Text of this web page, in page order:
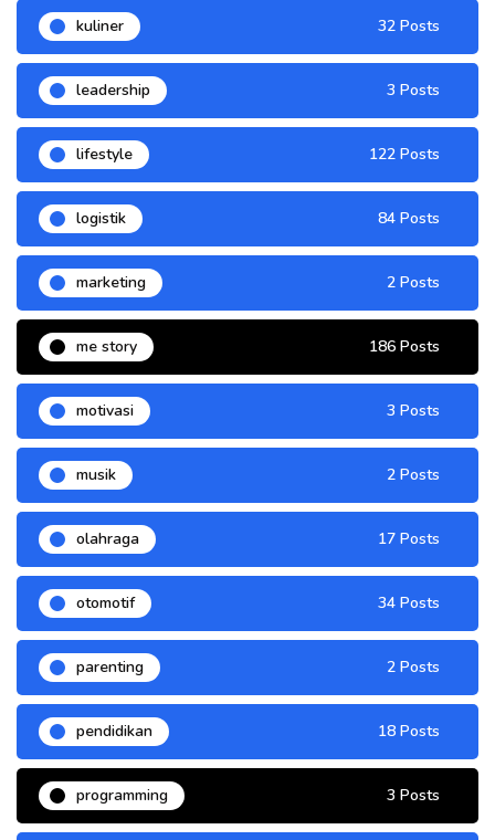
kuliner 32 Posts
leadership 3 Posts
lifestyle 122 Posts
logistik 84 Posts
marketing 2 Posts
me story 186 Posts
motivasi 3 Posts
musik 2 Posts
olahraga 17 Posts
otomotif 34 Posts
parenting 2 Posts
pendidikan 18 Posts
programming 3 Posts